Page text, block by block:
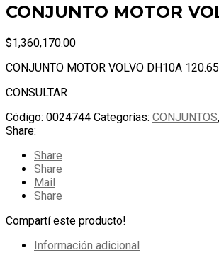
CONJUNTO MOTOR
$1,360,170.00
CONJUNTO MOTOR VOLVO DH10A
CONSULTAR
Código: 0024744 Categorías: CONJUNTOS,
Share:
Share
Share
Mail
Share
Compartí este producto!
Información adicional